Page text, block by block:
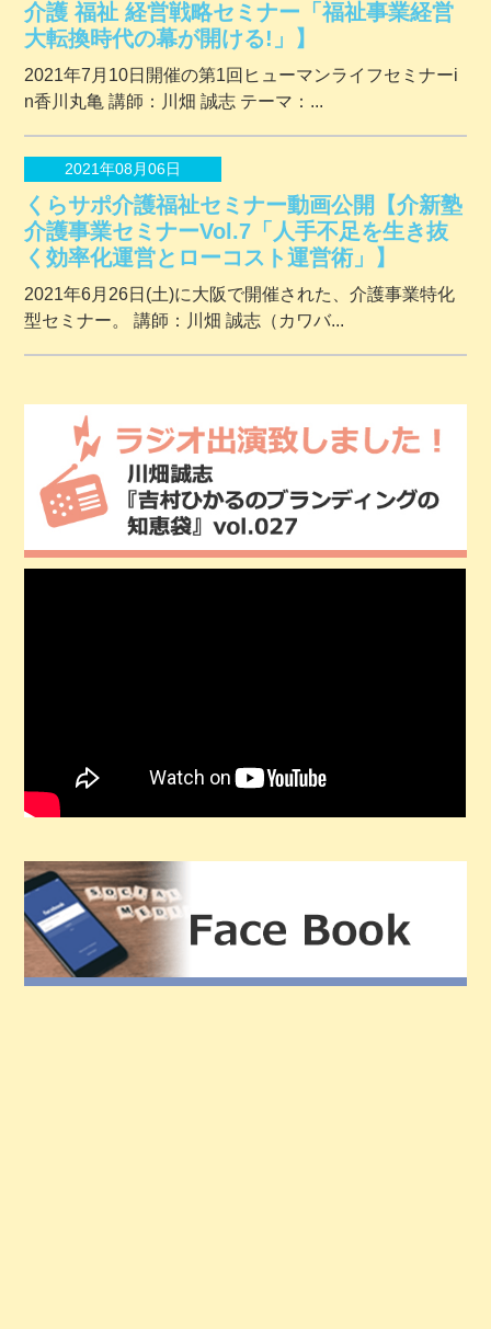
介護 福祉 経営戦略セミナー「福祉事業経営
大転換時代の幕が開ける!」】
2021年7月10日開催の第1回ヒューマンライフセミナーi
n香川丸亀 講師：川畑 誠志 テーマ：...
2021年08月06日
くらサポ介護福祉セミナー動画公開【介新塾
介護事業セミナーVol.7「人手不足を生き抜
く効率化運営とローコスト運営術」】
2021年6月26日(土)に大阪で開催された、介護事業特化
型セミナー。 講師：川畑 誠志（カワバ...